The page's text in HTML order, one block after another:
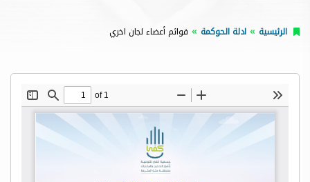
الرئيسية ادلة الحوكمة قوائم أعضاء لجان اخري